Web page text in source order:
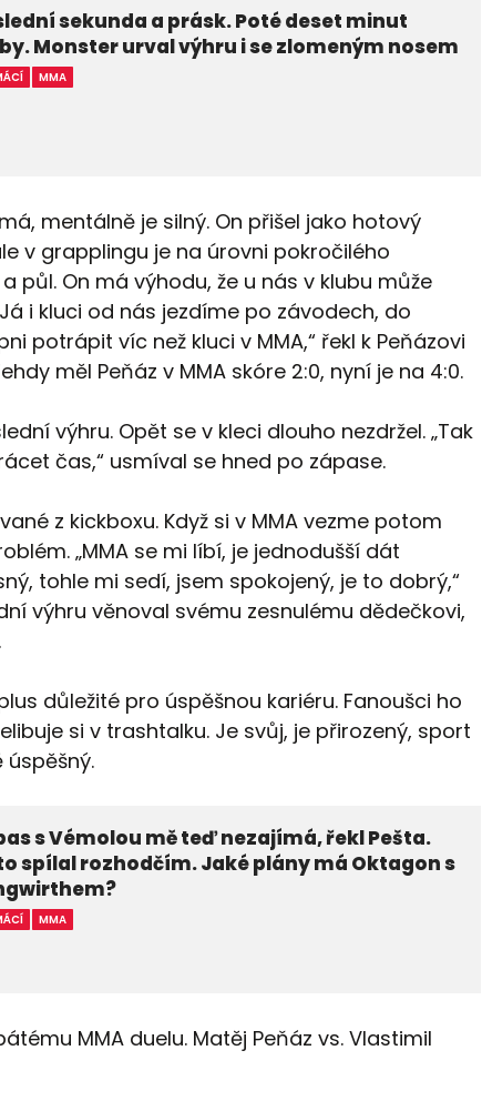
sekunda a prásk. Poté deset minut
Monster urval výhru i se zlomeným nosem
MMA
mentálně je silný. On přišel jako hotový
v grapplingu je na úrovni pokročilého
půl. On má výhodu, že u nás v klubu může
i kluci od nás jezdíme po závodech, do
potrápit víc než kluci v MMA,“ řekl k Peňázovi
měl Peňáz v MMA skóre 2:0, nyní je na 4:0.
výhru. Opět se v kleci dlouho nezdržel. „Tak
čas,“ usmíval se hned po zápase.
z kickboxu. Když si v MMA vezme potom
„MMA se mi líbí, je jednodušší dát
tohle mi sedí, jsem spokojený, je to dobrý,“
výhru věnoval svému zesnulému dědečkovi,
důležité pro úspěšnou kariéru. Fanoušci ho
si v trashtalku. Je svůj, je přirozený, sport
úspěšný.
s Vémolou mě teď nezajímá, řekl Pešta.
spílal rozhodčím. Jaké plány má Oktagon s
MMA
MMA duelu. Matěj Peňáz vs. Vlastimil